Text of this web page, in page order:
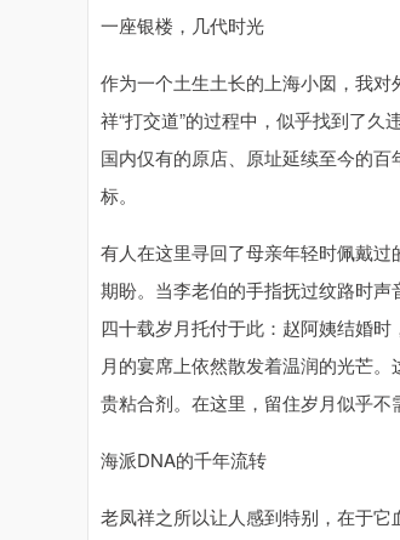
一座银楼，几代时光
作为一个土生土长的上海小囡，我
祥“打交道”的过程中，似乎找到了
国内仅有的原店、原址延续至今的
标。
有人在这里寻回了母亲年轻时佩戴
期盼。当李老伯的手指抚过纹路时
四十载岁月托付于此：赵阿姨结婚
月的宴席上依然散发着温润的光芒
贵粘合剂。在这里，留住岁月似乎不
海派DNA的千年流转
老凤祥之所以让人感到特别，在于它